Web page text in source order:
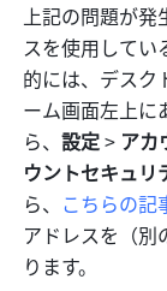
上記の問題が発
スを使用してい
的には、デスク
ーム画面左上に
ら、設定 > アカ
ウントセキュリ
ら、 こちらの記
アドレスを（別
ります。